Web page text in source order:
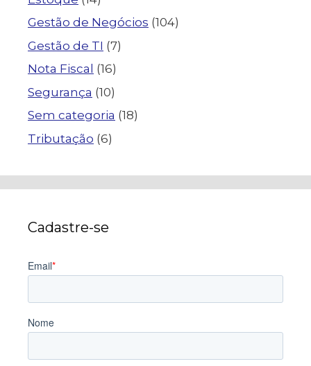
Gestão de Negócios (104)
Gestão de TI (7)
Nota Fiscal (16)
Segurança (10)
Sem categoria (18)
Tributação (6)
Cadastre-se